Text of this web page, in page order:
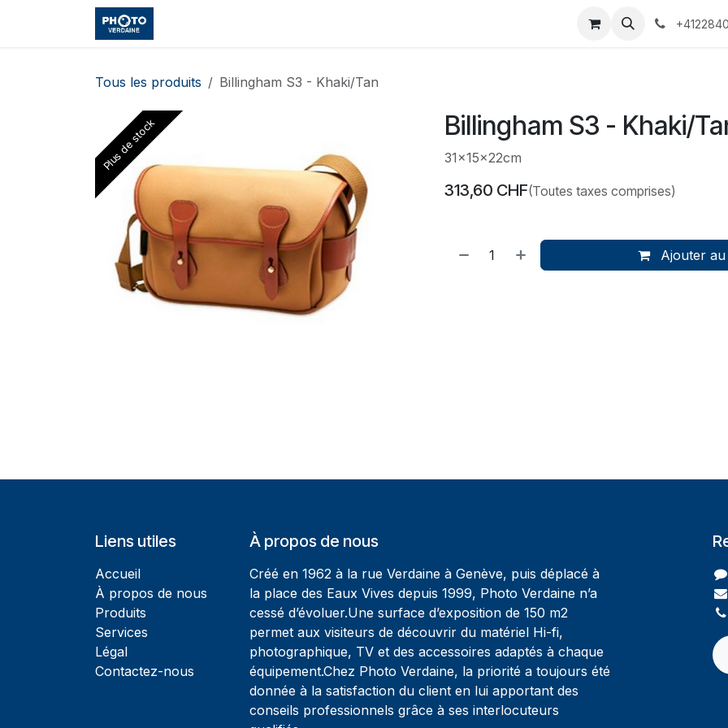
Se rendre au contenu
Événements Services
Tous les produits Billingham S3 - Khaki/Tan
Plus de stock Billingham S3 - Khaki/
31x15x22cm
313,60 CHF(Toutes taxes comprises)
Ajouter
Liens utiles
Accueil
À propos de nous
Produits
Services
Légal
Contactez-nous
À propos de nous
Créé en 1962 à la rue Verdaine à Genève, puis déplacé à
la place des Eaux Vives depuis 1999, Photo Verdaine n’a
cessé d’évoluer.Une surface d’exposition de 150 m2
permet aux visiteurs de découvrir du matériel Hi-fi,
photographique, TV et des accessoires adaptés à chaque
équipement.Chez Photo Verdaine, la priorité a toujours été
donnée à la satisfaction du client en lui apportant des
conseils professionnels grâce à ses interlocuteurs